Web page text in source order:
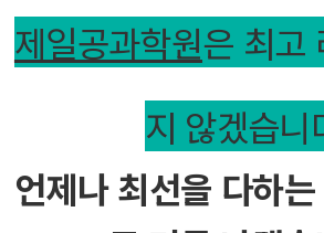
제일공과학원은 최고
지 않겠습니
언제나 최선을 다하